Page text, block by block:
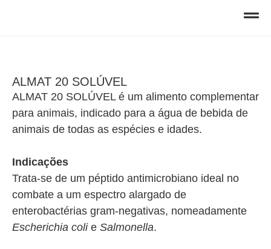
ALMAT 20 SOLÚVEL
ALMAT 20 SOLÚVEL é um alimento complementar
para animais, indicado para a água de bebida de
animais de todas as espécies e idades.
Indicações
Trata-se de um péptido antimicrobiano ideal no
combate a um espectro alargado de
enterobactérias gram-negativas, nomeadamente
Escherichia colie Salmonella.